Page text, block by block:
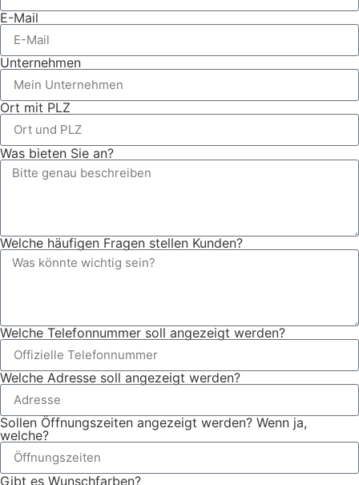
E-Mail
Unternehmen
Ort mit PLZ
Was bieten Sie an?
Welche häufigen Fragen stellen Kunden?
Welche Telefonnummer soll angezeigt werden?
Welche Adresse soll angezeigt werden?
Sollen Öffnungszeiten angezeigt werden? Wenn ja,
welche?
Gibt es Wunschfarben?